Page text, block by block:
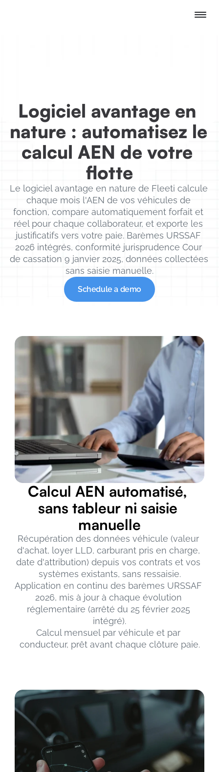
Logiciel avantage en
nature : automatisez le
calcul AEN de votre
flotte
Le logiciel avantage en nature de Fleeti calcule
chaque mois l'AEN de vos véhicules de
fonction, compare automatiquement forfait et
réel pour chaque collaborateur, et exporte les
justificatifs vers votre paie. Barèmes URSSAF
2026 intégrés, conformité jurisprudence Cour
de cassation 9 janvier 2025, données collectées
sans saisie manuelle.
Schedule a demo
Calcul AEN automatisé,
sans tableur ni saisie
manuelle
Récupération des données véhicule (valeur
d'achat, loyer LLD, carburant pris en charge,
date d'attribution) depuis vos contrats et vos
systèmes existants, sans ressaisie.
Application en continu des barèmes URSSAF
2026, mis à jour à chaque évolution
réglementaire (arrêté du 25 février 2025
intégré).
Calcul mensuel par véhicule et par
conducteur, prêt avant chaque clôture paie.